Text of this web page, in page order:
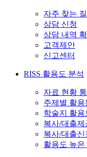
자주 찾는
상담 신청
상담 내역
고객제안
신고센터
RISS 활용도 분석
자료 현황 통
주제별 활용
학술지 활용
복사/대출제
복사/대출신
활용도 높은